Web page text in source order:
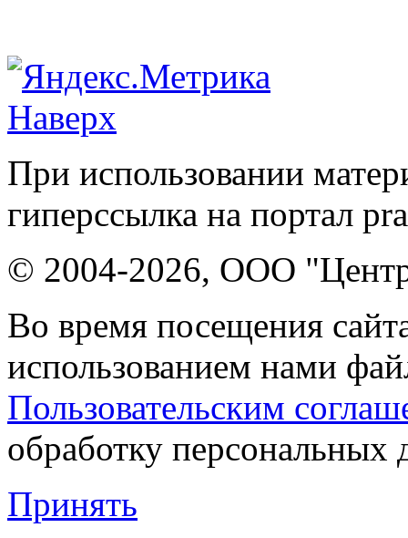
Наверх
При использовании
гиперссылка на портал
© 2004-2026, ООО "Центр
Во время посещения
использованием нами
Пользовательским
обработку персональных
Принять